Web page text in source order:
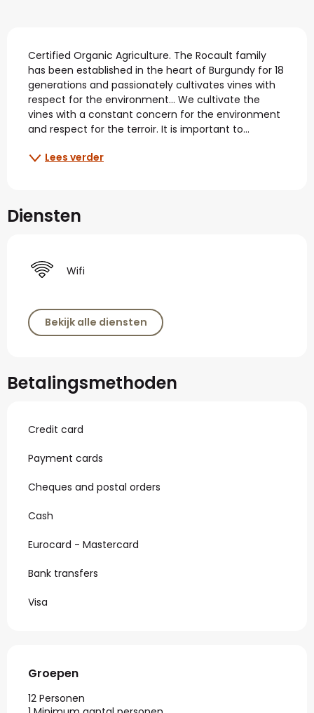
Beschrijving
Certified Organic Agriculture. The Rocault family
has been established in the heart of Burgundy for 18
generations and passionately cultivates vines with
respect for the environment... We cultivate the
vines with a constant concern for the environment
and respect for the terroir. It is important to...
Lees verder
Diensten
Wifi
Bekijk alle diensten
Betalingsmethoden
Credit card
Payment cards
Cheques and postal orders
Cash
Eurocard - Mastercard
Bank transfers
Visa
Groepen
Groepen
12 Personen